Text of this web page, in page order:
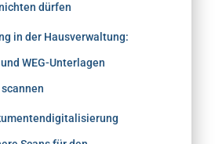
dürfen
in der Hausverwaltung:
WEG-Unterlagen